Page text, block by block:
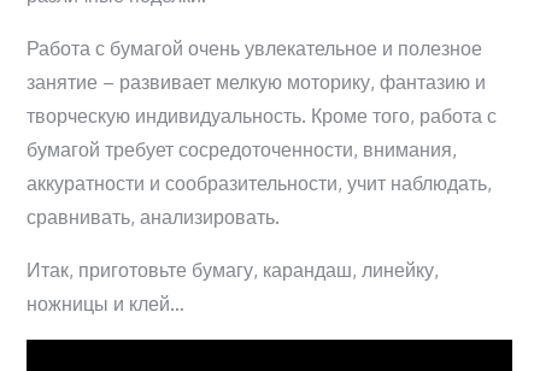
Работа с бумагой очень увлекательное и полезное
занятие – развивает мелкую моторику, фантазию и
творческую индивидуальность. Кроме того, работа с
бумагой требует сосредоточенности, внимания,
аккуратности и сообразительности, учит наблюдать,
сравнивать, анализировать.
Итак, приготовьте бумагу, карандаш, линейку,
ножницы и клей…